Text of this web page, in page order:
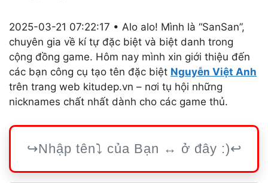
2025-03-21 07:22:17 • Alo alo! Mình là “SanSan”,
chuyên gia về kí tự đặc biệt và biệt danh trong
cộng đồng game. Hôm nay mình xin giới thiệu đến
các bạn công cụ tạo tên đặc biệt Nguyễn Việt Anh
trên trang web kitudep.vn – nơi tụ hội những
nicknames chất nhất dành cho các game thủ.